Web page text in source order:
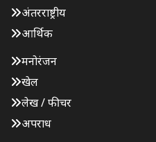
अंतरराष्ट्रीय
आर्थिक
मनोरंजन
खेल
लेख / फीचर
अपराध